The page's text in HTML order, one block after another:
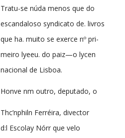
Tratu-se núda menos que do
escandaloso syndicato de. livros
que ha. muito se exerce nº pri-
meiro lyeeu. do paiz—o lycen
nacional de Lisboa.
Honve nm outro, deputado, o
Thc’nphiln Ferréira, divector
d:l Escolay Nórr que velo